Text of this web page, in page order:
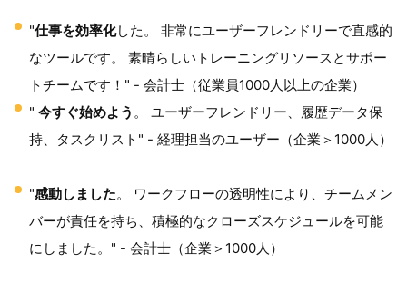
"仕事を効率化した。 非常にユーザーフレンドリーで直感的
なツールです。 素晴らしいトレーニングリソースとサポー
トチームです！" - 会計士（従業員1000人以上の企業）
" 今すぐ始めよう 。 ユーザーフレンドリー、履歴データ保
持、タスクリスト" - 経理担当のユーザー（企業＞1000人）
"感動しました。 ワークフローの透明性により、チームメン
バーが責任を持ち、積極的なクローズスケジュールを可能
にしました。" - 会計士（企業＞1000人）